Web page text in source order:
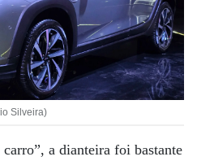
Silveira)
a dianteira foi bastante